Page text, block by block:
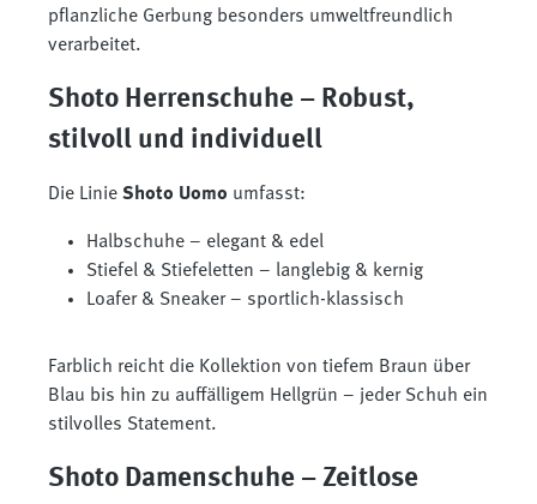
pflanzliche Gerbung besonders umweltfreundlich
verarbeitet.
Shoto Herrenschuhe – Robust,
stilvoll und individuell
Die Linie Shoto Uomo umfasst:
Halbschuhe – elegant & edel
Stiefel & Stiefeletten – langlebig & kernig
Loafer & Sneaker – sportlich-klassisch
Farblich reicht die Kollektion von tiefem Braun über
Blau bis hin zu auffälligem Hellgrün – jeder Schuh ein
stilvolles Statement.
Shoto Damenschuhe – Zeitlose